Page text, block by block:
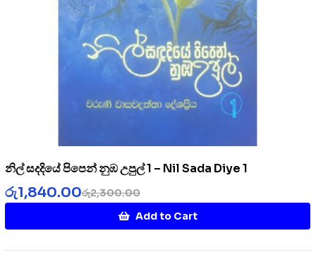
නිල් සදදියේ පිපෙන් නුඹ උපුල් 1 – Nil Sada Diye 1
රු2,300.00
රු1,840.00
Add to Cart